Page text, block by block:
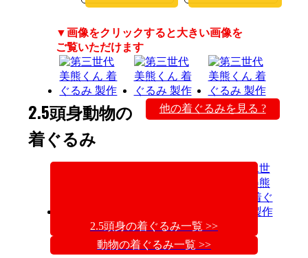
他の着ぐるみを見る ?
2.5頭身動物の
着ぐるみ
2.5頭身の着ぐるみ一覧 >>
動物の着ぐるみ一覧 >>